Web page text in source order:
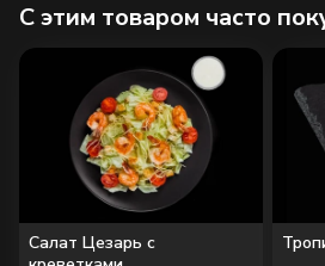
C этим товаром часто
Салат Цезарь с